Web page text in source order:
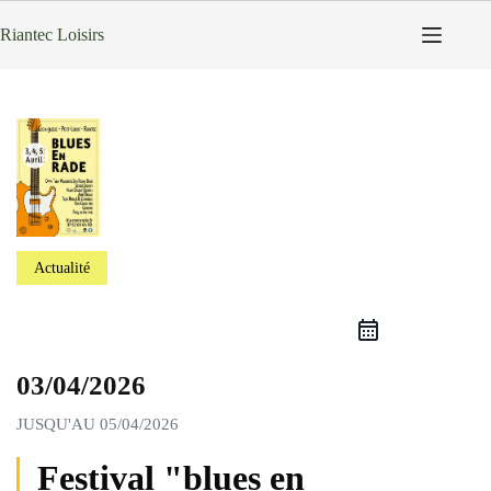
au
Riantec Loisirs
Actualité
03/04/2026
JUSQU'AU 05/04/2026
Festival "blues en